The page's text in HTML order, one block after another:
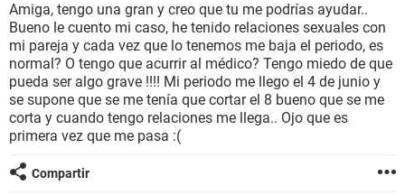
BIENESTAR
SEXUALIDAD
GLOSARIO
Amiga, tengo una gran y creo que tu me podrías ayudar..
Bueno le cuento mi caso, he tenido relaciones sexuales con
mi pareja y cada vez que lo tenemos me baja el periodo, es
normal? O tengo que acurrir al médico? Tengo miedo de que
pueda ser algo grave !!!! Mi periodo me llego el 4 de junio y
se supone que se me tenía que cortar el 8 bueno que se me
corta y cuando tengo relaciones me llega.. Ojo que es
primera vez que me pasa :(
Compartir